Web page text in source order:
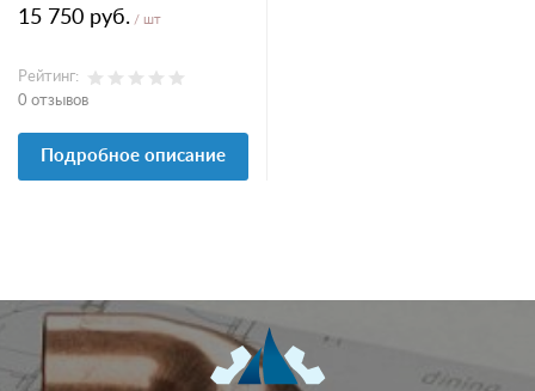
15 750 руб. / шт
Рейтинг:
0 отзывов
Подробное описание